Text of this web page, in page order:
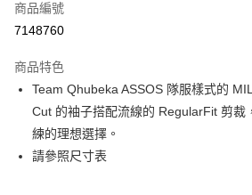
信用卡分期付款
合作金庫商業銀行
華南商業銀行
彰化商
上海商業儲蓄銀行
台北富
國泰世華商業銀行
臺灣中小企業銀行
6 期 0 利率 每期
華南商業銀行
彰化
上海商業儲蓄銀行
國泰世華商業銀行
LINE Pay
Apple Pay
商品編號
7148760
商品特色
Team Qhubeka ASSOS 隊服樣式的
Cut 的袖子搭配流線的 RegularFit 剪裁
練的理想選擇。
請參照尺寸表